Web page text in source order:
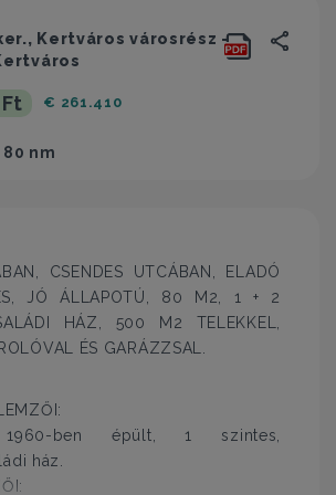
Kertváros városrész -
€ 261.410
80 nm
CSENDES UTCÁBAN, ELADÓ
JÓ ÁLLAPOTÚ, 80 M2, 1 + 2
HÁZ, 500 M2 TELEKKEL,
ÉS GARÁZZSAL.
1960-ben épült, 1 szintes,
ház.